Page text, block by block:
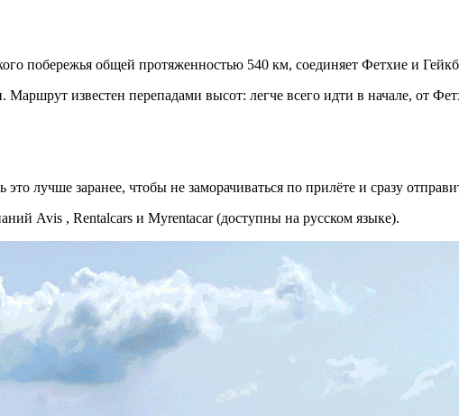
побережья общей протяженностью 540 км, соединяет Фетхие и
известен перепадами высот: легче всего идти в начале, от
лучше заранее, чтобы не заморачиваться по прилёте и сразу
Avis , Rentalcars и Myrentacar (доступны на русском языке).